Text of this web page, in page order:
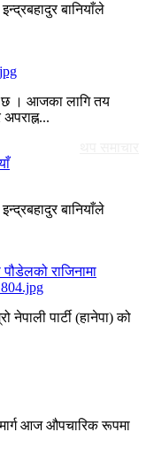
बानियाँले
छ । आजका लागि तय
बानियाँले
पौडेलको राजिनामा
पार्टी (हानेपा) को
आज औपचारिक रूपमा